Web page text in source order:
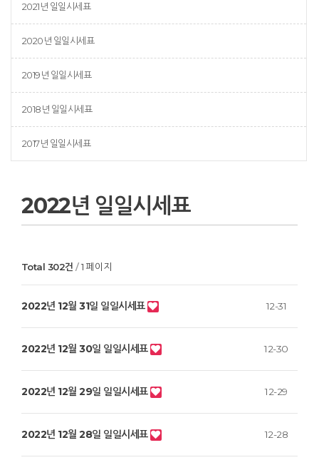
2021년 일일시세표
2020년 일일시세표
2019년 일일시세표
2018년 일일시세표
2017년 일일시세표
2022년 일일시세표
Total 302건 1 페이지
2022년 12월 31일 일일시세표 12-31
2022년 12월 30일 일일시세표 12-30
2022년 12월 29일 일일시세표 12-29
2022년 12월 28일 일일시세표 12-28